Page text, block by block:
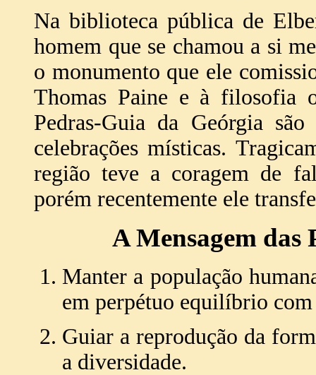
Na biblioteca pública de
homem que se chamou a si
o monumento que ele
Thomas Paine e à filosofia
Pedras-Guia da Geórgia
celebrações místicas.
região teve a coragem de
porém recentemente ele
A Mensagem das
Manter a população
em perpétuo equilíbrio com
Guiar a reprodução da
a diversidade.